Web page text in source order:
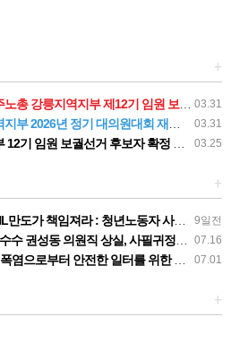
+
03.31
지역지부 제12기 임원 보궐선거결과 공고
03.31
2026년 정기 대의원대회 재소집 건
03.25
기 임원 보궐선거 후보자 확정 공고
+
9일전
동자 사망사고의 철저한 진상규명과 재발방지 대책 마련하라
07.16
권성동 의원직 상실, 사필귀정이다
07.01
를 위한 민주노총 강원지역본부 폭염감시단 선포 기자회견
+